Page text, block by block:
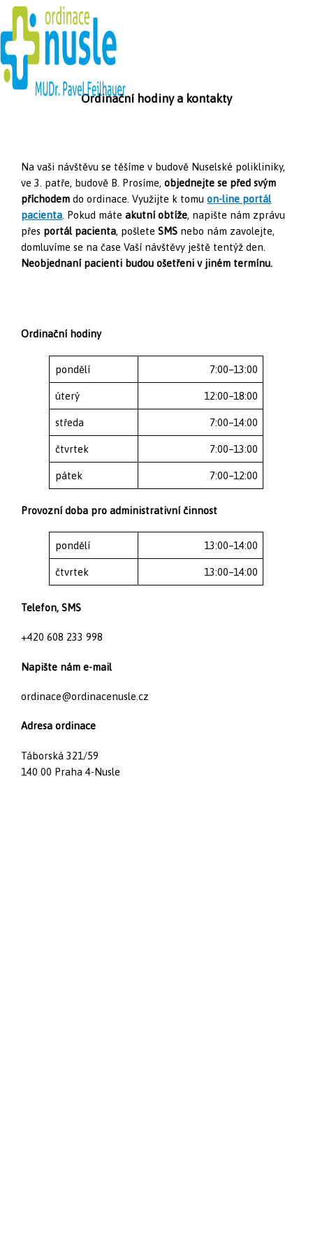
Přeskočit
na
obsah
Ordinační hodiny a kontakty
Na vaši návštěvu se těšíme v budově Nuselské polikliniky,
ve 3. patře, budově B. Prosíme,objednejte se před svým
příchodemdo ordinace. Využijte k tomuon-line portál
pacienta. Pokud máteakutní obtíže, napište nám zprávu
přes portál pacienta, pošleteSMS nebo nám zavolejte,
domluvíme se na čase Vaší návštěvy ještě tentýž den.
Neobjednaní pacienti budou ošetřeni v jiném termínu.
Ordinační hodiny
pondělí 7:00–13:00
úterý 12:00–18:00
středa 7:00–14:00
čtvrtek 7:00–13:00
pátek 7:00–12:00
Provozní doba pro administrativní činnost
pondělí 13:00–14:00
čtvrtek 13:00–14:00
Telefon, SMS
+420 608 233 998
Napište nám e-mail
ordinace@ordinacenusle.cz
Adresa ordinace
Táborská 321/59
140 00 Praha 4-Nusle